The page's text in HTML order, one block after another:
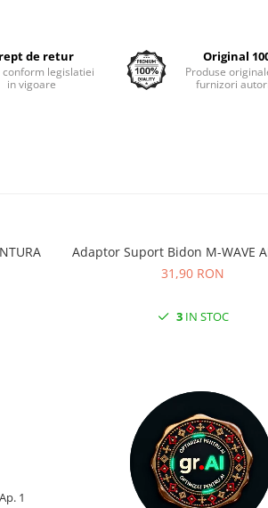
de retur
conform legislatiei
in vigoare
Original
Produse
furnizori
Adaptor Suport Bidon M-
31,90 RON
3IN STOC
1